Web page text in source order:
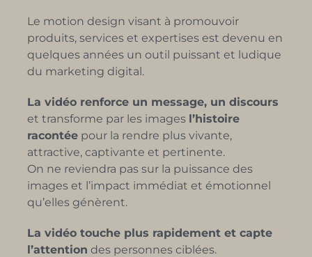
Le motion design visant à promouvoir
produits, services et expertises est devenu en
quelques années un outil puissant et ludique
du marketing digital.
La vidéo renforce un message, un discours
et transforme par les images l’histoire
racontéepour la rendre plus vivante,
attractive, captivante et pertinente.
On ne reviendra pas sur la puissance des
images et l’impact immédiat et émotionnel
qu’elles génèrent.
La vidéo touche plus rapidement et capte
l’attention des personnes ciblées.